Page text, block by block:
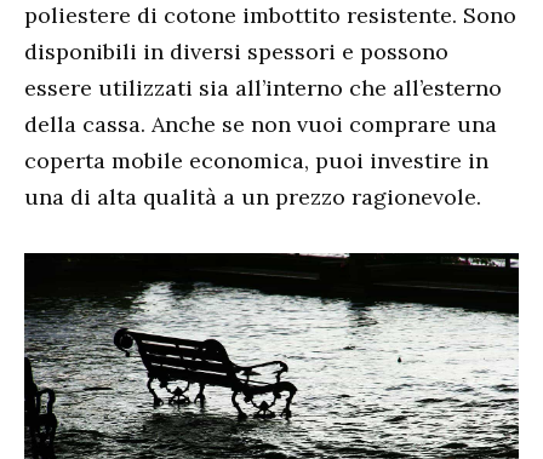
poliestere di cotone imbottito resistente. Sono
disponibili in diversi spessori e possono
essere utilizzati sia all’interno che all’esterno
della cassa. Anche se non vuoi comprare una
coperta mobile economica, puoi investire in
una di alta qualità a un prezzo ragionevole.